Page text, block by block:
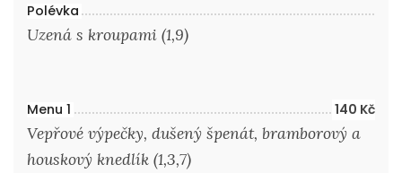
Polévka
Uzená s kroupami (1,9)
Menu 1 140 Kč
Vepřové výpečky, dušený špenát, bramborový a
houskový knedlík (1,3,7)